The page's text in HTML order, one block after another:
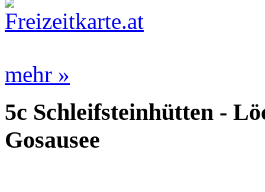
mehr »
5c Schleifsteinhütten -
Gosausee